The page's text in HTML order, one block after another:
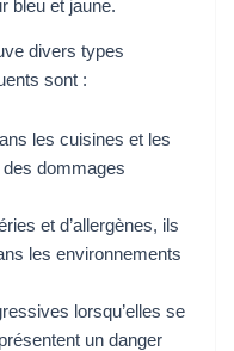
divers types
sont :
les cuisines et les
dommages
et d’allergènes, ils
les environnements
lorsqu’elles se
un danger